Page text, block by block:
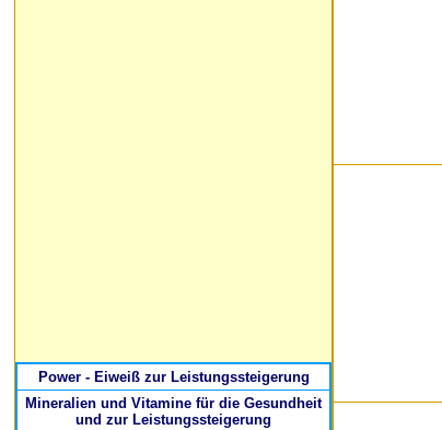
Power - Eiweiß zur Leistungssteigerung
Mineralien und Vitamine für die Gesundheit
und zur Leistungssteigerung